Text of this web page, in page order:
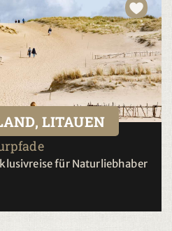
LITAUEN
für Naturliebhaber